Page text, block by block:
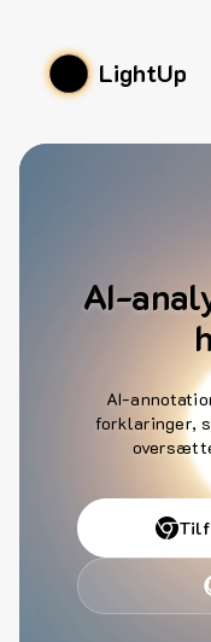
LightUp
AI-
AI-
forklaringer,